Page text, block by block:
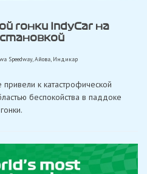
гонки IndyCar на
Speedway,Айова, Индикар
к катастрофической
беспокойства в паддоке